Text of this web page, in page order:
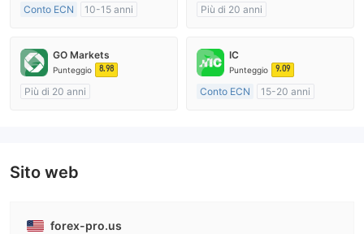
Conto ECN
10-15 anni
Market Making (MM)
Etichetta principale MT4
Più di 20 anni
Market Making (MM)
Etichetta principale MT4
GO Markets
Punteggio 8.98
Più di 20 anni
IC
Punteggio 9.09
Conto ECN
15-20 anni
Sito web
forex-pro.us